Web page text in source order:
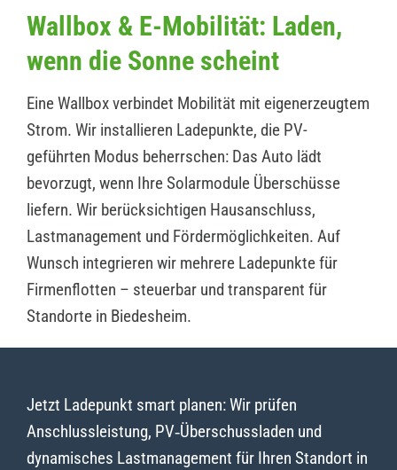
Wallbox & E-Mobilität: Laden,
wenn die Sonne scheint
Eine Wallbox verbindet Mobilität mit eigenerzeugtem
Strom. Wir installieren Ladepunkte, die PV-
geführten Modus beherrschen: Das Auto lädt
bevorzugt, wenn Ihre Solarmodule Überschüsse
liefern. Wir berücksichtigen Hausanschluss,
Lastmanagement und Fördermöglichkeiten. Auf
Wunsch integrieren wir mehrere Ladepunkte für
Firmenflotten – steuerbar und transparent für
Standorte in Biedesheim.
Jetzt Ladepunkt smart planen: Wir prüfen
Anschlussleistung, PV‑Überschussladen und
dynamisches Lastmanagement für Ihren Standort in